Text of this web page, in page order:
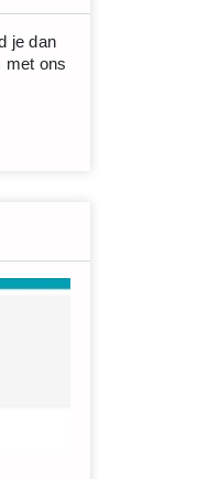
je dan
met ons